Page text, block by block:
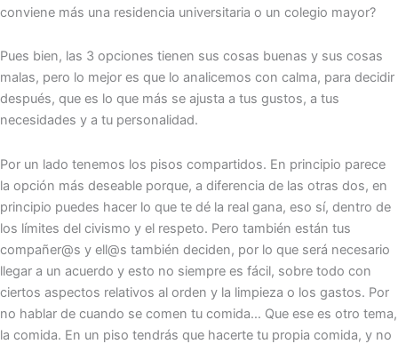
conviene más una residencia universitaria o un colegio mayor?
Pues bien, las 3 opciones tienen sus cosas buenas y sus cosas
malas, pero lo mejor es que lo analicemos con calma, para decidir
después, que es lo que más se ajusta a tus gustos, a tus
necesidades y a tu personalidad.
Por un lado tenemos los pisos compartidos. En principio parece
la opción más deseable porque, a diferencia de las otras dos, en
principio puedes hacer lo que te dé la real gana, eso sí, dentro de
los límites del civismo y el respeto. Pero también están tus
compañer@s y ell@s también deciden, por lo que será necesario
llegar a un acuerdo y esto no siempre es fácil, sobre todo con
ciertos aspectos relativos al orden y la limpieza o los gastos. Por
no hablar de cuando se comen tu comida… Que ese es otro tema,
la comida. En un piso tendrás que hacerte tu propia comida, y no